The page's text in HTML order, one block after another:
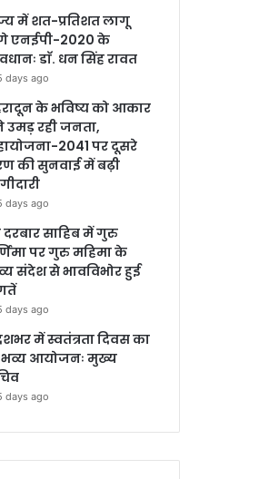
में शत-प्रतिशत लागू
एनईपी-2020 के
डाॅ. धन सिंह रावत
days ago
के भविष्य को आकार
उमड़ रही जनता,
2041 पर दूसरे
की सुनवाई में बढ़ी
days ago
दरबार साहिब में गुरु
पर गुरु महिमा के
संदेश से भावविभोर हुई
days ago
में स्वतंत्रता दिवस का
भव्य आयोजनः मुख्य
days ago